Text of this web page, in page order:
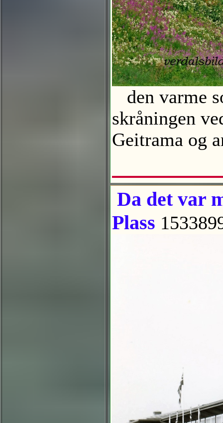
den varme
skråningen
Geitrama og
Da det var
Plass